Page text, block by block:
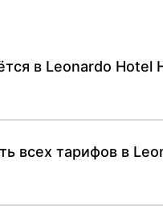
в Leonardo
всех тарифов в